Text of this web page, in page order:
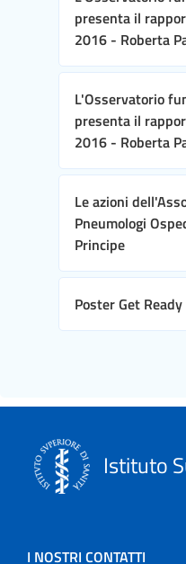
presenta il
2016 - Roberta
L'Osservatorio
presenta il
2016 - Roberta
Le azioni
Pneumologi
Principe
Poster Get
Istituto
I NOSTRI CONTATTI